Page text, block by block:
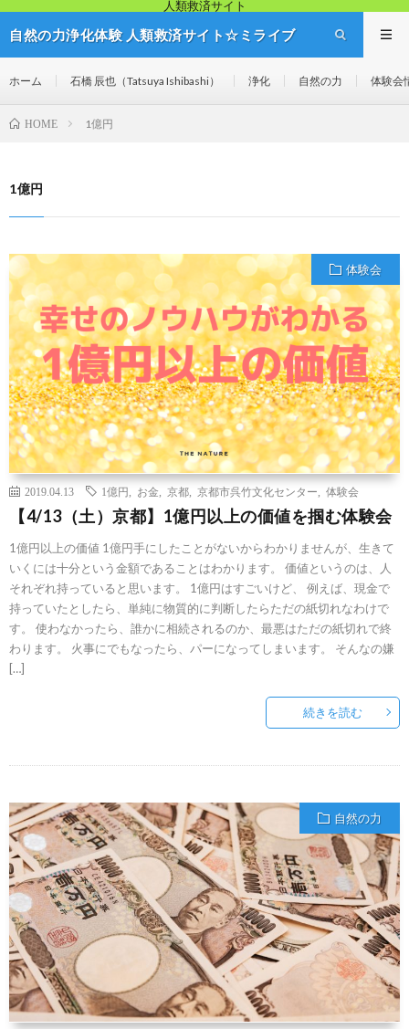
人類救済サイト
自然の力浄化体験 人類救済サイト☆ミライブ
ホーム 石橋 辰也（Tatsuya Ishibashi） 浄化 自然の力 体験会
HOME 1億円
1億円
体験会
2019.04.13 1億円 お金 京都 京都市呉竹文化センター 体験会
【4/13（土）京都】1億円以上の価値を掴む体験会
1億円以上の価値 1億円手にしたことがないからわかりませんが、生きて
いくには十分という金額であることはわかります。 価値というのは、人
それぞれ持っていると思います。 1億円はすごいけど、 例えば、現金で
持っていたとしたら、単純に物質的に判断したらただの紙切れなわけで
す。 使わなかったら、誰かに相続されるのか、最悪はただの紙切れで終
わります。 火事にでもなったら、パーになってしまいます。 そんなの嫌
[…]
続きを読む
自然の力